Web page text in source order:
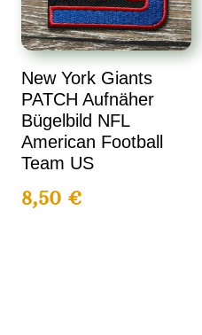
New York Giants
PATCH Aufnäher
Bügelbild NFL
American Football
Team US
8,50€